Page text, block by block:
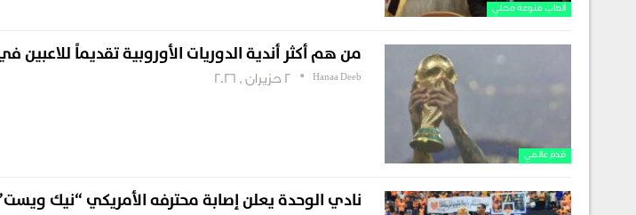
ألعاب منوعة محلي
قدم عالمي
من هم أكثر أندية الدوريات الأوروبية تقديماً للاعبين في
Hanaa Deeb 2 حزيران , 2026
نادي الوحدة يعلن إصابة محترفه الأمريكي “نيك